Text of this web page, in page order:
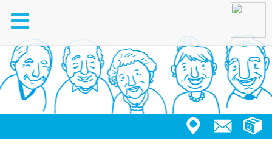
Toggle
navigation